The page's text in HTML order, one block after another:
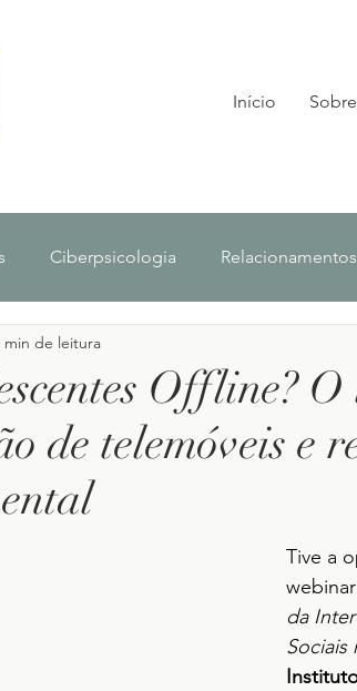
Início Sobre
Ciberpsicologia Relacionamentos
Offline?
de telemóveis e
min de leitura
Tive a
webinar
da
Sociais